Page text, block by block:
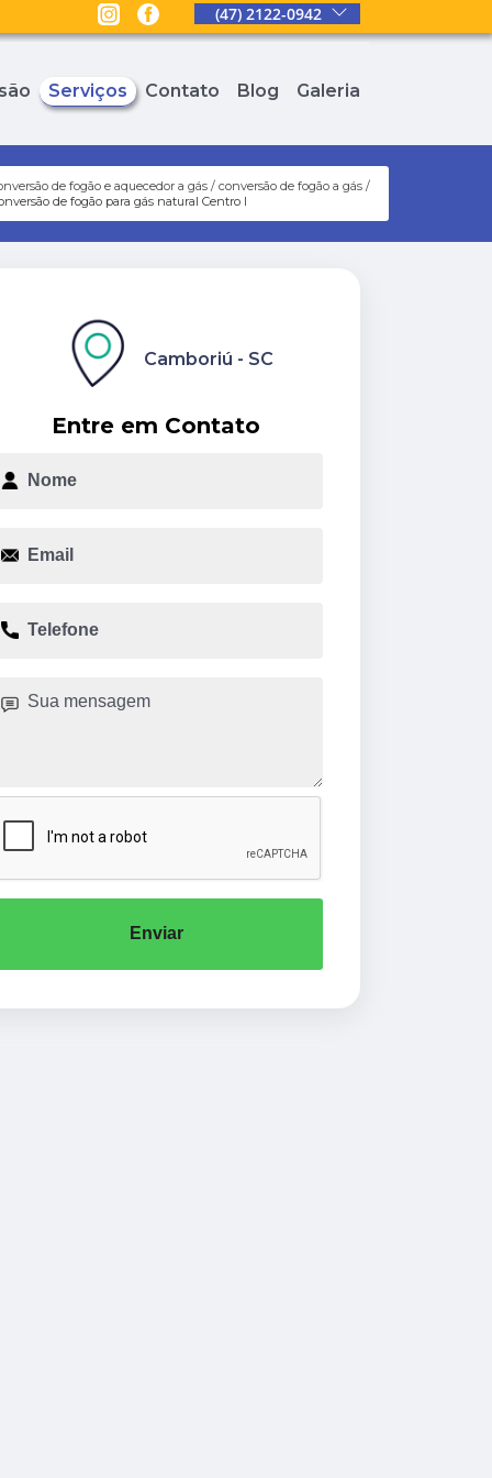
(47) 2122-0942
Serviços Contato Blog Galeria
de fogão e aquecedor a gás
conversão de fogão a gás
de fogão para gás natural Centro I
Entre em Contato
Camboriú - SC
Enviar